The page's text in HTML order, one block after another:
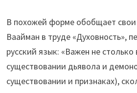
В похожей форме обобщает
Ваайман в труде «Духовность»,
русский язык: «Важен не столько
существовании дьявола и
существовании и признаках),